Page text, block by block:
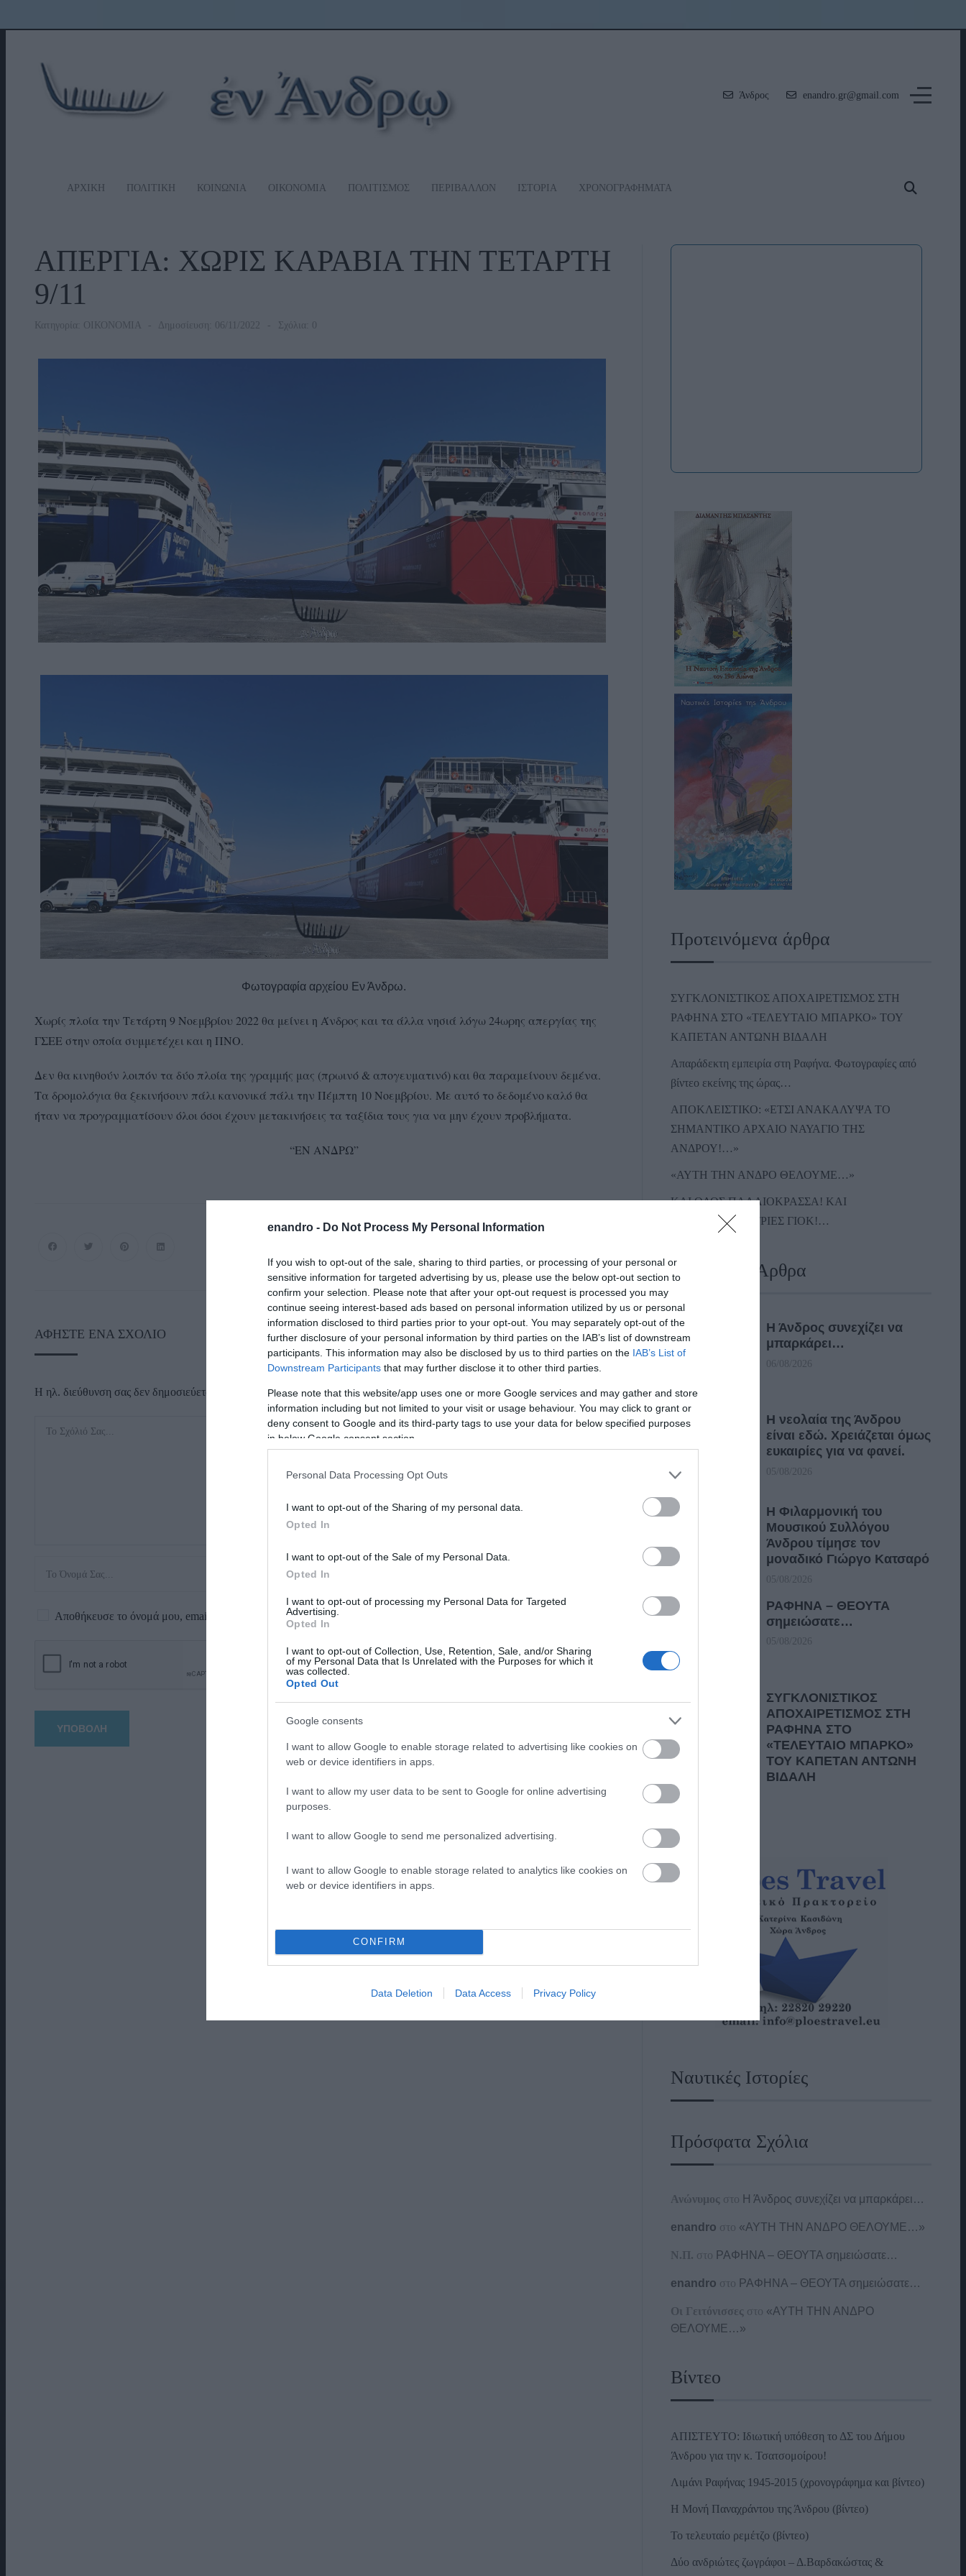
enandro - Do Not Process My Personal Information
If you wish to opt-out of the sale, sharing to third parties, or processing of your personal or
sensitive information for targeted advertising by us, please use the below opt-out section to
confirm your selection. Please note that after your opt-out request is processed you may
continue seeing interest-based ads based on personal information utilized by us or personal
information disclosed to third parties prior to your opt-out. You may separately opt-out of the
further disclosure of your personal information by third parties on the IAB’s list of downstream
participants. This information may also be disclosed by us to third parties on the IAB’s List of
Downstream Participants that may further disclose it to other third parties.
Please note that this website/app uses one or more Google services and may gather and store
information including but not limited to your visit or usage behaviour. You may click to grant or
deny consent to Google and its third-party tags to use your data for below specified purposes
in below Google consent section.
Personal Data Processing Opt Outs
I want to opt-out of the Sharing of my personal data.
Opted In
I want to opt-out of the Sale of my Personal Data.
Opted In
I want to opt-out of processing my Personal Data for Targeted
Advertising.
Opted In
I want to opt-out of Collection, Use, Retention, Sale, and/or Sharing
of my Personal Data that Is Unrelated with the Purposes for which it
was collected.
Opted Out
Google consents
I want to allow Google to enable storage related to advertising like cookies on
web or device identifiers in apps.
I want to allow my user data to be sent to Google for online advertising
purposes.
I want to allow Google to send me personalized advertising.
I want to allow Google to enable storage related to analytics like cookies on
web or device identifiers in apps.
CONFIRM
Data Deletion Data Access Privacy Policy
Άνδρος enandro.gr@gmail.com
ΑΡΧΙΚΗ ΠΟΛΙΤΙΚΗ ΚΟΙΝΩΝΙΑ ΟΙΚΟΝΟΜΙΑ ΠΟΛΙΤΙΣΜΟΣ ΠΕΡΙΒΑΛΛΟΝ ΙΣΤΟΡΙΑ ΧΡΟΝΟΓΡΑΦΗΜΑΤΑ
ΑΠΕΡΓΙΑ: ΧΩΡΙΣ ΚΑΡΑΒΙΑ ΤΗΝ ΤΕΤΑΡΤΗ
9/11
Κατηγορία: ΟΙΚΟΝΟΜΙΑ Δημοσίευση: 06/11/2022 Σχόλια: 0
Φωτογραφία αρχείου Εν Άνδρω.
Χωρίς πλοία την Τετάρτη 9 Νοεμβρίου 2022 θα μείνει η Άνδρος και τα άλλα νησιά λόγω 24ωρης απεργίας της
ΓΣΕΕ στην οποία συμμετέχει και η ΠΝΟ.
Δεν θα κινηθούν λοιπόν τα δύο πλοία της γραμμής μας (πρωινό & απογευματινό) και θα παραμείνουν δεμένα.
Τα δρομολόγια θα ξεκινήσουν πάλι κανονικά πάλι την Πέμπτη 10 Νοεμβρίου. Με αυτό το δεδομένο καλό θα
ήταν να προγραμματίσουν όλοι όσοι έχουν μετακινήσεις τα ταξίδια τους για να μην έχουν προβλήματα.
“ΕΝ ΑΝΔΡΩ”
ΑΦΉΣΤΕ ΈΝΑ ΣΧΌΛΙΟ
Η ηλ. διεύθυνση σας δεν δημοσιεύεται. Τα υποχρεωτικά πεδία σημειώνονται με*
Αποθήκευσε το όνομά μου, email, και τον ιστότοπο μου σε αυτόν τον πλοηγό για την επόμενη φορά που θα σχολιάσω.
Προτεινόμενα άρθρα
ΣΥΓΚΛΟΝΙΣΤΙΚΟΣ ΑΠΟΧΑΙΡΕΤΙΣΜΟΣ ΣΤΗ
ΡΑΦΗΝΑ ΣΤΟ «ΤΕΛΕΥΤΑΙΟ ΜΠΑΡΚΟ» ΤΟΥ
ΚΑΠΕΤΑΝ ΑΝΤΩΝΗ ΒΙΔΑΛΗ
Απαράδεκτη εμπειρία στη Ραφήνα. Φωτογραφίες από
βίντεο εκείνης της ώρας…
ΑΠΟΚΛΕΙΣΤΙΚΟ: «ΕΤΣΙ ΑΝΑΚΑΛΥΨΑ ΤΟ
ΣΗΜΑΝΤΙΚΟ ΑΡΧΑΙΟ ΝΑΥΑΓΙΟ ΤΗΣ
ΑΝΔΡΟΥ!…»
«ΑΥΤΗ ΤΗΝ ΑΝΔΡΟ ΘΕΛΟΥΜΕ…»
ΚΑΙ ΟΔΟΣ ΠΑΛΑIΟΚΡΑΣΣΑ! ΚΑΙ
ΑΝΕΜΟΓΕΝΝΗΤΡΙΕΣ ΓΙΟΚ!…
Πρόσφατα Άρθρα
Η Άνδρος συνεχίζει να
μπαρκάρει…
06/08/2026
Η νεολαία της Άνδρου
είναι εδώ. Χρειάζεται όμως
ευκαιρίες για να φανεί.
05/08/2026
Η Φιλαρμονική του
Μουσικού Συλλόγου
Άνδρου τίμησε τον
μοναδικό Γιώργο Κατσαρό
05/08/2026
ΡΑΦΗΝΑ – ΘΕΟΥΤΑ
σημειώσατε…
05/08/2026
ΣΥΓΚΛΟΝΙΣΤΙΚΟΣ
ΑΠΟΧΑΙΡΕΤΙΣΜΟΣ ΣΤΗ
ΡΑΦΗΝΑ ΣΤΟ
«ΤΕΛΕΥΤΑΙΟ ΜΠΑΡΚΟ»
ΤΟΥ ΚΑΠΕΤΑΝ ΑΝΤΩΝΗ
ΒΙΔΑΛΗ
05/08/2026
Ναυτικές Ιστορίες
Πρόσφατα Σχόλια
Ανώνυμος στο Η Άνδρος συνεχίζει να μπαρκάρει…
enandro στο «ΑΥΤΗ ΤΗΝ ΑΝΔΡΟ ΘΕΛΟΥΜΕ…»
Ν.Π. στο ΡΑΦΗΝΑ – ΘΕΟΥΤΑ σημειώσατε…
enandro στο ΡΑΦΗΝΑ – ΘΕΟΥΤΑ σημειώσατε…
Οι Γειτόνισσες στο «ΑΥΤΗ ΤΗΝ ΑΝΔΡΟ
ΘΕΛΟΥΜΕ…»
Βίντεο
ΑΠΙΣΤΕΥΤΟ: Ιδιωτική υπόθεση το ΔΣ του Δήμου
Άνδρου για την κ. Τσατσομοίρου!
Λιμάνι Ραφήνας 1945-2015 (χρονογράφημα και βίντεο)
Η Μονή Παναχράντου της Άνδρου (βίντεο)
Το τελευταίο ρεμέτζο (βίντεο)
Δύο ανδριώτες ζωγράφοι – Δ.Βαρδακώστας &